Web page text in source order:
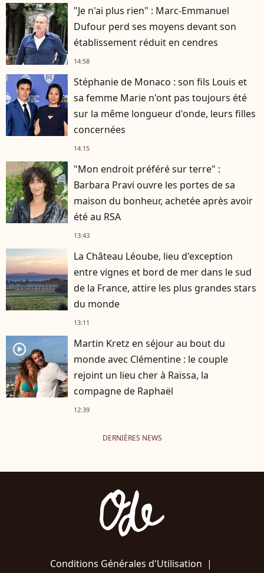
"Je n'ai plus rien" : Marc-Emmanuel
Dufour perd ses moyens devant son
établissement réduit en cendres
14:58
Stéphanie de Monaco : son fils Louis et
sa femme Marie n'ont pas toujours été
sur la même longueur d'onde, leurs filles
concernées
14:15
"Mon endroit préféré sur terre" :
Barbara Pravi ouvre les portes de sa
maison du bonheur, achetée après avoir
été au RSA
13:43
La Château Léoube, lieu d'exception
entre vignes et bord de mer dans le sud
de la France, attire les plus grandes stars
du monde
13:11
player2
Martin Kretz en séjour au bout du
monde avec Clémentine : le couple
rejoint un lieu cher à Raïssa, la
compagne de Raphaël
12:39
DERNIÈRES NEWS
Conditions Générales d'Utilisation |